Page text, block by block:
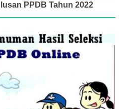
PPDB Tahun 2022